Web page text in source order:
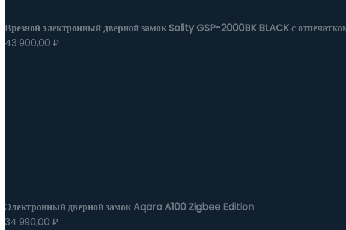
Врезной электронный дверной замок Solity GSP-2000BK BLACK с
43 900,00 ₽
Электронный дверной замок Aqara A100 Zigbee Edition
34 990,00 ₽